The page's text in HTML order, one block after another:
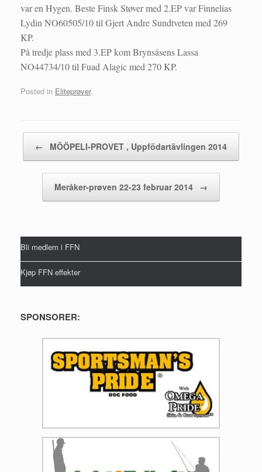
var en Hygen. Beste Finsk Støver med 2.EP var Finnelias
Lydin NO60505/10 til Gjert Andre Sundtveten med 269
KP.
På tredje plass med 3.EP kom Brynsåsens Lassa
NO44734/10 til Fuad Alagic med 270 KP.
Posted in Eliteprøver.
← MÖÖPELI-PROVET , Uppfödartävlingen 2014
Meråker-prøven 22-23 februar 2014 →
Bli medlem i FFN
Kjøp FFN effekter
SPONSORER: